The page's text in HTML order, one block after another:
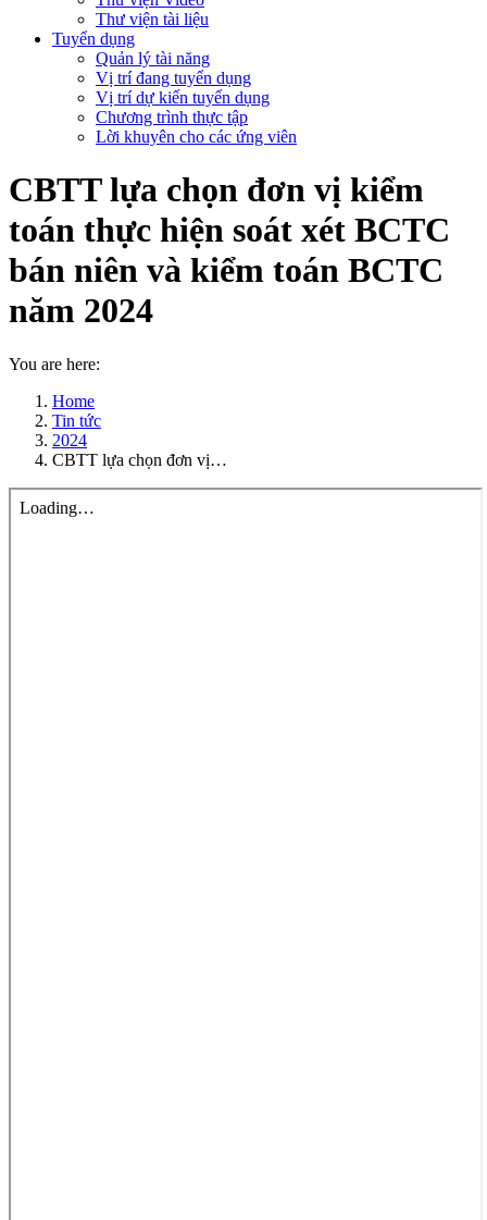
Thư viện tài liệu
Tuyển dụng
Quản lý tài năng
Vị trí đang tuyển dụng
Vị trí dự kiến tuyển dụng
Chương trình thực tập
Lời khuyên cho các ứng viên
CBTT lựa chọn đơn vị kiểm
toán thực hiện soát xét BCTC
bán niên và kiểm toán BCTC
năm 2024
You are here:
Home
Tin tức
2024
CBTT lựa chọn đơn vị…